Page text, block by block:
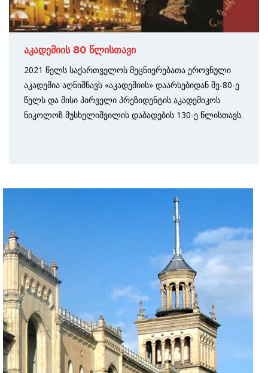
აკადემიის 80 წლისთავი
2021 წელს საქართველოს მეცნიერებათა ეროვნული
აკადემია აღნიშნავს «აკადემიის» დაარსებიდან მე-80-ე
წელს და მისი პირველი პრეზიდენტის აკადემიკოს
ნიკოლოზ მუსხელიშვილის დაბადების 130-ე წლისთავს.